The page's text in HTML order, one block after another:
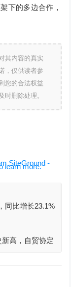
下的多边合作，
其内容的真实
，仅供读者参
您的合法权益
时删除处理。
同比增长23.1%
高，自贸协定